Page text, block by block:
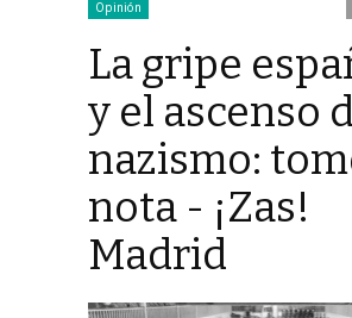
Opinión
La gripe
y el ascenso
nazismo:
nota - ¡Zas!
Madrid